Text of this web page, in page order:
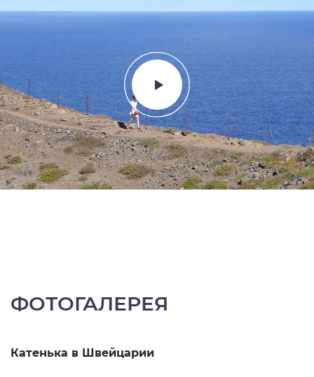
ФОТОГАЛЕРЕЯ
Катенька в Швейцарии